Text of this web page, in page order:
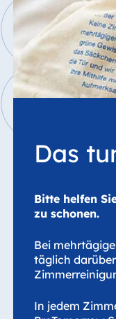
TitiseeHotel
Titisee-Neustadt
Strandhotel
Travemünde
Hotel Ulm
Star-Apart
Ägypten
& Casino Sharm
El Sheikh
Das
Bitte helfen
zu schonen.
Bei
täglich
In jedem